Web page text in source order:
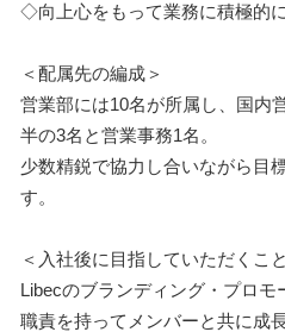
◇向上心をもって業務に積極的
＜配属先の編成＞
営業部には10名が所属し、国内
半の3名と営業事務1名。
少数精鋭で協力し合いながら目
す。
＜入社後に目指していただくこ
Libecのブランディング・プロモ
職責を持ってメンバーと共に成